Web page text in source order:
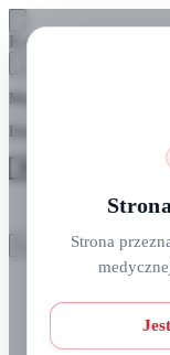
Strona
Skip
navigation
Skip
content
Koszyk
Masz pytania? Zadzwoń
O nas
Kursy i